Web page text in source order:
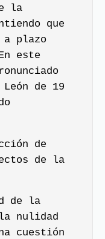
la
que
a plazo
este
de 19
de
de la
de la
nulidad
cuestión